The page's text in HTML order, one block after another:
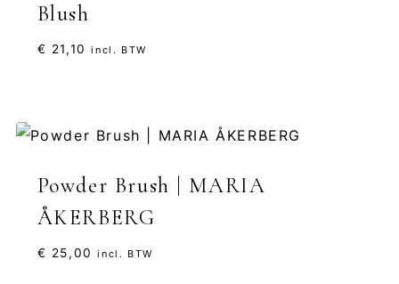
Blush
€ 21,10 incl. BTW
Powder Brush | MARIA
ÅKERBERG
€ 25,00 incl. BTW